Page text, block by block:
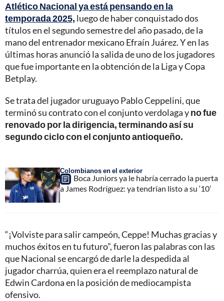
Atlético Nacional ya está pensando en la
temporada 2025, luego de haber conquistado dos
títulos en el segundo semestre del año pasado, de la
mano del entrenador mexicano Efraín Juárez. Y en las
últimas horas anunció la salida de uno de los jugadores
que fue importante en la obtención de la Liga y Copa
Betplay.
Se trata del jugador uruguayo Pablo Ceppelini, que
terminó su contrato con el conjunto verdolaga yno fue
renovado por la dirigencia, terminando así su
segundo ciclo con el conjunto antioqueño.
Colombianos en el exterior
Boca Juniors ya le habría cerrado la puerta
a James Rodríguez: ya tendrían listo a su ‘10’
“¡Volviste para salir campeón, Ceppe! Muchas gracias y
muchos éxitos en tu futuro”, fueron las palabras con las
que Nacional se encargó de darle la despedida al
jugador charrúa, quien era el reemplazo natural de
Edwin Cardona en la posición de mediocampista
ofensivo.